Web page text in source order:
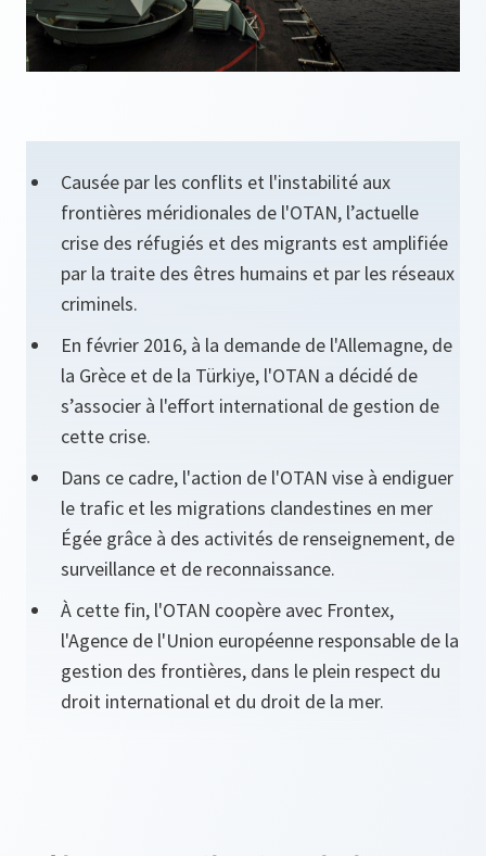
Causée par les conflits et l'instabilité aux
frontières méridionales de l'OTAN, l’actuelle
crise des réfugiés et des migrants est amplifiée
par la traite des êtres humains et par les réseaux
criminels.
En février 2016, à la demande de l'Allemagne, de
la Grèce et de la Türkiye, l'OTAN a décidé de
s’associer à l'effort international de gestion de
cette crise.
Dans ce cadre, l'action de l'OTAN vise à endiguer
le trafic et les migrations clandestines en mer
Égée grâce à des activités de renseignement, de
surveillance et de reconnaissance.
À cette fin, l'OTAN coopère avec Frontex,
l'Agence de l'Union européenne responsable de la
gestion des frontières, dans le plein respect du
droit international et du droit de la mer.